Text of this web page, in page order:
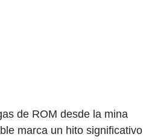
de ROM desde la mina
marca un hito significativo